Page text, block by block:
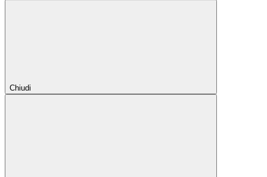
Chiudi